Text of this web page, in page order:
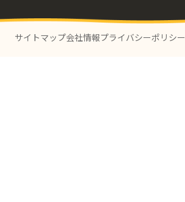
サイトマップ会社情報プライバシーポリシー